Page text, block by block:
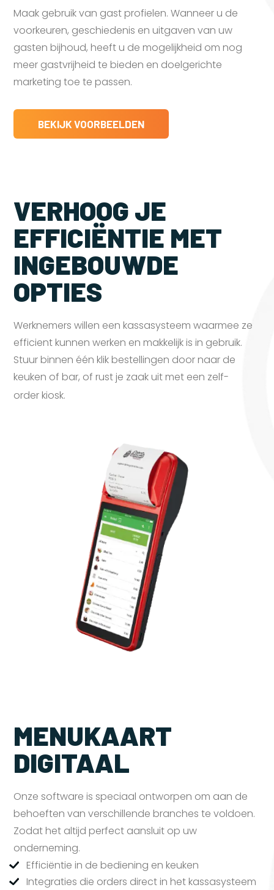
Maak gebruik van gast profielen. Wanneer u de
voorkeuren, geschiedenis en uitgaven van uw
gasten bijhoud, heeft u de mogelijkheid om nog
meer gastvrijheid te bieden en doelgerichte
marketing toe te passen.
BEKIJK VOORBEELDEN
VERHOOG JE
EFFICIËNTIE MET
INGEBOUWDE
OPTIES
Werknemers willen een kassasysteem waarmee ze
efficient kunnen werken en makkelijk is in gebruik.
Stuur binnen één klik bestellingen door naar de
keuken of bar, of rust je zaak uit met een zelf-
order kiosk.
MENUKAART
DIGITAAL
Onze software is speciaal ontworpen om aan de
behoeften van verschillende branches te voldoen.
Zodat het altijd perfect aansluit op uw
onderneming.
Efficiëntie in de bediening en keuken
Integraties die orders direct in het kassasysteem